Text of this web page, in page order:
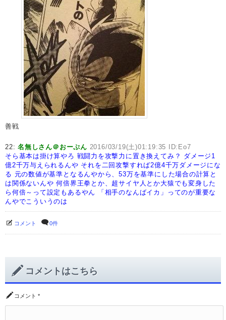
善戦
22:名無しさん＠おーぷん 2016/03/19(土)01:19:35 ID:Eo7
そら基本は掛け算やろ 戦闘力を攻撃力に置き換えてみ？ ダメージ1
億2千万与えられるんや それを二回攻撃すれば2億4千万ダメージにな
る 元の数値が基準となるんやから、53万を基準にした場合の計算と
は関係ないんや 何倍界王拳とか、超サイヤ人とか大猿でも変身した
ら何倍～って設定もあるやん
「相手のなんばイカ」ってのが重要な
んやでこういうのは
コメント 0件
コメントはこちら
コメント *